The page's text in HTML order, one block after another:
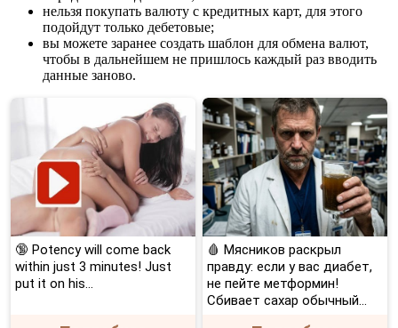
нельзя покупать валюту с кредитных карт, для этого
подойдут только дебетовые;
вы можете заранее создать шаблон для обмена валют,
чтобы в дальнейшем не пришлось каждый раз вводить
данные заново.
🔞 Potency will come back
within just 3 minutes! Just
put it on his…
🩸 Мясников раскрыл
правду: если у вас диабет,
не пейте метформин!
Сбивает сахар обычный...